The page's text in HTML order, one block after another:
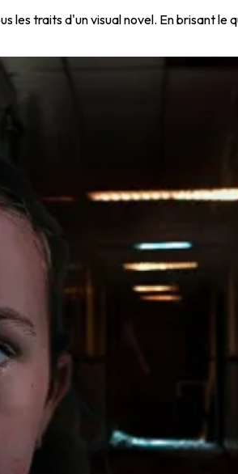
les traits d'un visual novel. En brisant